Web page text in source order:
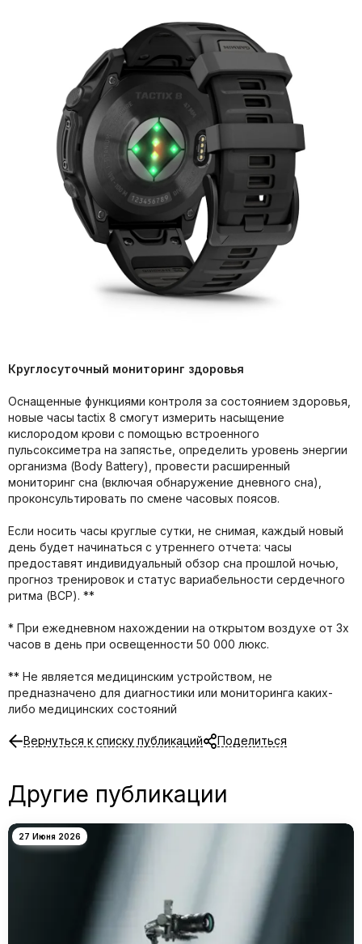
Круглосуточный мониторинг здоровья
Оснащенные функциями контроля за состоянием здоровья,
новые часы tactix 8 смогут измерить насыщение
кислородом крови с помощью встроенного
пульсоксиметра на запястье, определить уровень энергии
организма (Body Battery), провести расширенный
мониторинг сна (включая обнаружение дневного сна),
проконсультировать по смене часовых поясов.
Если носить часы круглые сутки, не снимая, каждый новый
день будет начинаться с утреннего отчета: часы
предоставят индивидуальный обзор сна прошлой ночью,
прогноз тренировок и статус вариабельности сердечного
ритма (ВСР). **
* При ежедневном нахождении на открытом воздухе от 3х
часов в день при освещенности 50 000 люкс.
** Не является медицинским устройством, не
предназначено для диагностики или мониторинга каких-
либо медицинских состояний
Вернуться к списку публикаций Поделиться
Другие публикации
27 Июня 2026